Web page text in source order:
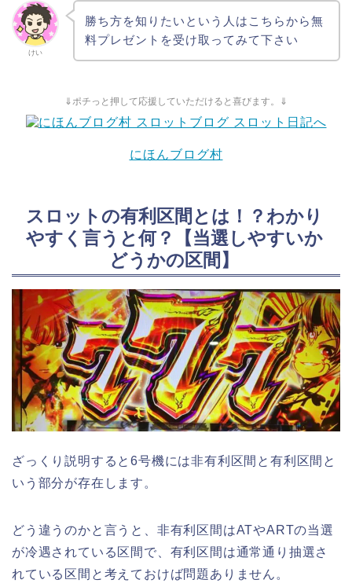
けい
勝ち方を知りたいという人はこちらから無
料プレゼントを受け取ってみて下さい
⇓ポチっと押して応援していただけると喜びます。⇓
にほんブログ村
スロットの有利区間とは！？わかり
やすく言うと何？【当選しやすいか
どうかの区間】
ざっくり説明すると6号機には非有利区間と有利区間と
いう部分が存在します。
どう違うのかと言うと、非有利区間はATやARTの当選
が冷遇されている区間で、有利区間は通常通り抽選さ
れている区間と考えておけば問題ありません。